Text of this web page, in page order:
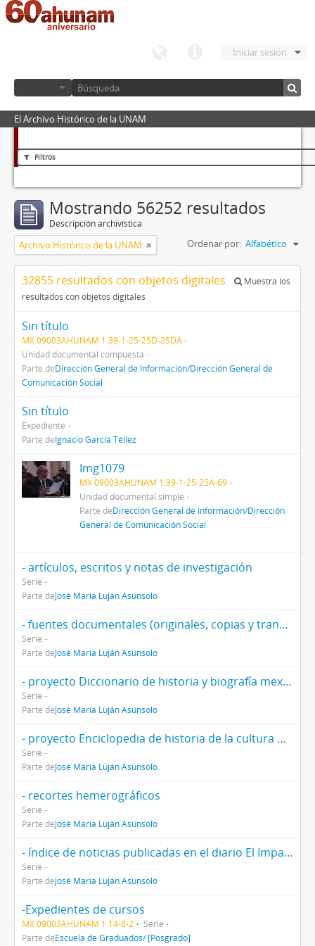
Iniciar sesión
El Archivo Histórico de la UNAM
Filtros
Mostrando 56252 resultados
Descripción archivística
Archivo Histórico de la UNAM Ordenar por: Alfabético
32855 resultados con objetos digitales
Muestra los
resultados con objetos digitales
Sin título
MX 09003AHUNAM 1.39-1-25-25D-25DA
Unidad documental compuesta
Parte deDirección General de Información/Dirección General de
Comunicación Social
Sin título
Expediente
Parte deIgnacio García Téllez
Img1079
MX 09003AHUNAM 1.39-1-25-25A-69
Unidad documental simple
Parte deDirección General de Información/Dirección
General de Comunicación Social
- artículos, escritos y notas de investigación
Serie
Parte deJosé María Luján Asúnsolo
- fuentes documentales (originales, copias y transcripciones
Serie
Parte deJosé María Luján Asúnsolo
- proyecto Diccionario de historia y biografía mexicanas
Serie
Parte deJosé María Luján Asúnsolo
- proyecto Enciclopedia de historia de la cultura mexicana
Serie
Parte deJosé María Luján Asúnsolo
- recortes hemerográficos
Serie
Parte deJosé María Luján Asúnsolo
- índice de noticias publicadas en el diario El Imparcial
Serie
Parte deJosé María Luján Asúnsolo
-Expedientes de cursos
MX 09003AHUNAM 1.14-8-2
Serie
Parte deEscuela de Graduados/ [Posgrado]